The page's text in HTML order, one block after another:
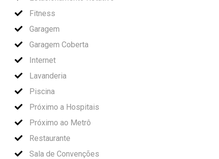
Fitness
Garagem
Garagem Coberta
Internet
Lavanderia
Piscina
Próximo a Hospitais
Próximo ao Metrô
Restaurante
Sala de Convenções